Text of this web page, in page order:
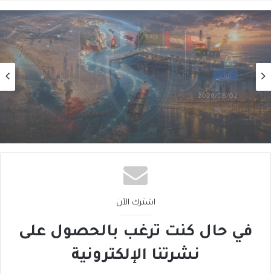
أول
2026/08/01
أَمنُ الخليج في زمنِ التحوُّلاتِ الكبرى (3 من 5)
اشترك الآن
في حال كنت ترغب بالحصول على
نشرتنا الإلكترونية